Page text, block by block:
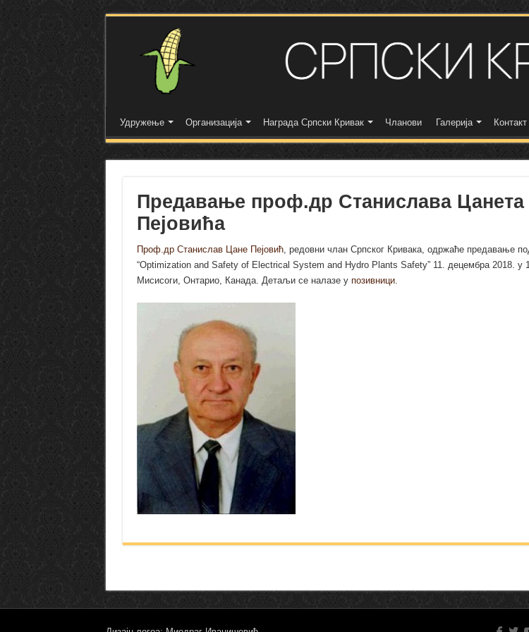
Удружење Организација Награда Српски Кривак Чланови Галерија Контакт
Предавање проф.др Станислава Цанета
Пејовића
Проф.др Станислав Цане Пејовић, редовни члан Српског Кривака, одржаће предавање
“Optimization and Safety of Electrical System and Hydro Plants Safety” 11. децембра 2018. у
Мисисоги, Онтарио, Канада. Детаљи се налазе у позивници.